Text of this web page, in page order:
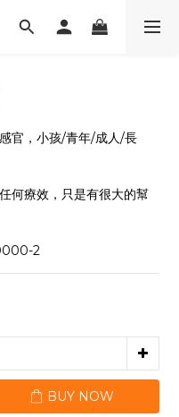
官，小孩/青年/成人/長
何療效，只是有很大的幫
2
BUY NOW